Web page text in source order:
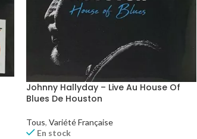
Johnny Hallyday – Live Au House Of
Blues De Houston
Tous, Variété Française
En stock